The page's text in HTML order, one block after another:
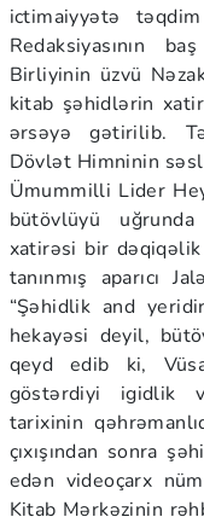
ictimaiyyətə
Redaksiyasının
Birliyinin üzvü
kitab şəhidlərin
ərsəyə gətirilib.
Dövlət Himninin
Ümummilli Lider
bütövlüyü
xatirəsi bir
tanınmış aparıcı
“Şəhidlik and
hekayəsi deyil,
qeyd edib ki,
göstərdiyi igidlik
tarixinin
çıxışından sonra
edən videoçarx
Kitab Mərkəzinin